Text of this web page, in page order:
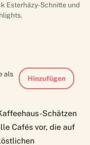
Esterházy-Schnitte und
als
Hinzufügen
Schätzen
Cafés vor, die auf